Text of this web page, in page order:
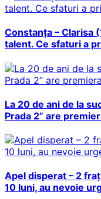
Constanța – Clarisa
talent. Ce sfaturi a
La 20 de ani de la
Prada 2” are
Apel disperat – 2
10 luni, au nevoie